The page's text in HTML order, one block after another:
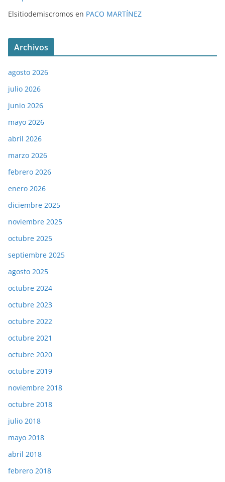
Elsitiodemiscromos en PACO MARTÍNEZ
Archivos
agosto 2026
julio 2026
junio 2026
mayo 2026
abril 2026
marzo 2026
febrero 2026
enero 2026
diciembre 2025
noviembre 2025
octubre 2025
septiembre 2025
agosto 2025
octubre 2024
octubre 2023
octubre 2022
octubre 2021
octubre 2020
octubre 2019
noviembre 2018
octubre 2018
julio 2018
mayo 2018
abril 2018
febrero 2018